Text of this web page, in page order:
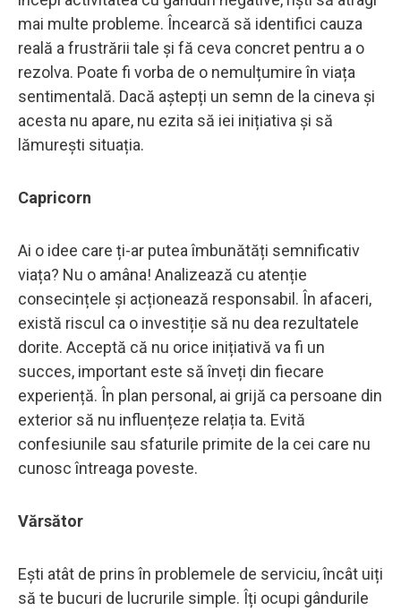
mai multe probleme. Încearcă să identifici cauza
reală a frustrării tale și fă ceva concret pentru a o
rezolva. Poate fi vorba de o nemulțumire în viața
sentimentală. Dacă aștepți un semn de la cineva și
acesta nu apare, nu ezita să iei inițiativa și să
lămurești situația.
Capricorn
Ai o idee care ți-ar putea îmbunătăți semnificativ
viața? Nu o amâna! Analizează cu atenție
consecințele și acționează responsabil. În afaceri,
există riscul ca o investiție să nu dea rezultatele
dorite. Acceptă că nu orice inițiativă va fi un
succes, important este să înveți din fiecare
experiență. În plan personal, ai grijă ca persoane din
exterior să nu influențeze relația ta. Evită
confesiunile sau sfaturile primite de la cei care nu
cunosc întreaga poveste.
Vărsător
Ești atât de prins în problemele de serviciu, încât uiți
să te bucuri de lucrurile simple. Îți ocupi gândurile